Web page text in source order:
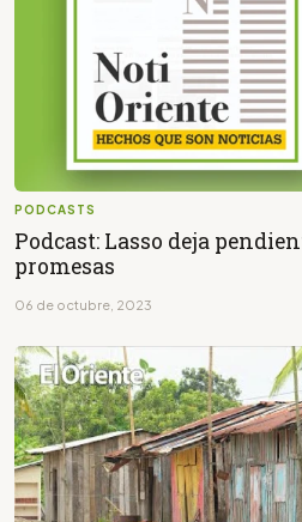
PODCASTS
Podcast: Lasso deja
promesas
06 de octubre, 2023